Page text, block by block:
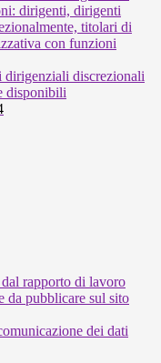
dirigenti, dirigenti
titolari di
con funzioni
dirigenziali discrezionali
disponibili
rapporto di lavoro
da pubblicare sul sito
dei dati